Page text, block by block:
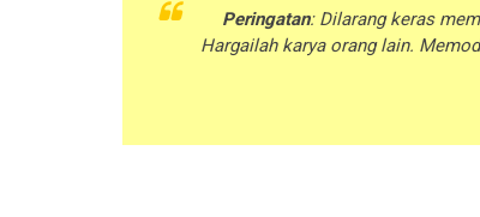
Peringatan: Dilarang keras
Hargailah karya orang lain.